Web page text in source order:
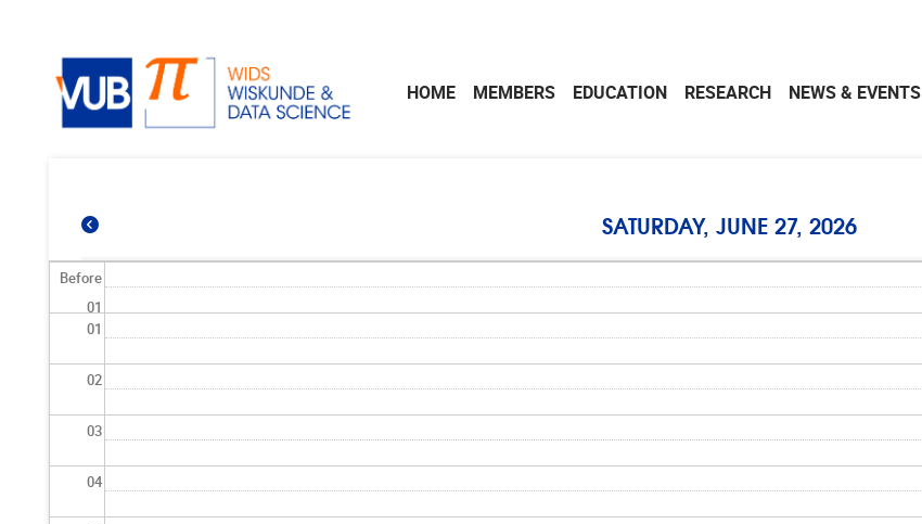
HOME MEMBERS EDUCATION RESEARCH NEWS & EVENTS
SATURDAY, JUNE 27, 2026
Before
01
01
02
03
04